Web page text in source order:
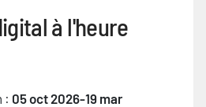
à l'heure
: 05 oct 2026-19 mar